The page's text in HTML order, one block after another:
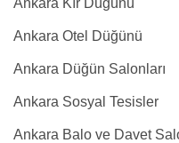
Ankara Kır Düğünü
Ankara Otel Düğünü
Ankara Düğün Salonları
Ankara Sosyal Tesisler
Ankara Balo ve Davet